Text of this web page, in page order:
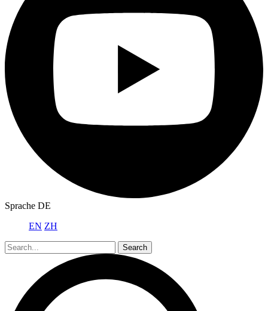
Sprache DE
EN ZH